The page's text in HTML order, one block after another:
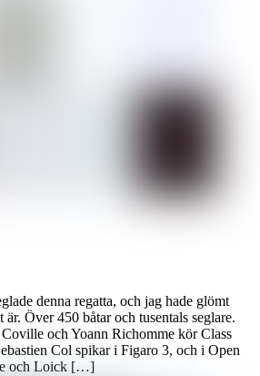
denna regatta, och jag hade glömt
Över 450 båtar och tusentals seglare.
och Yoann Richomme kör Class
Col spikar i Figaro 3, och i Open
och Loick […]